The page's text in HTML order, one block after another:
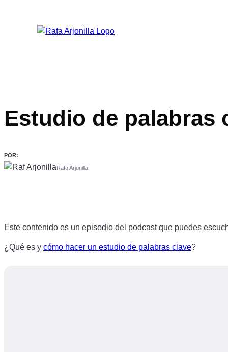
Estudio de palabras
POR:
Rafa Arjonilla
Este contenido es un episodio del podcast que puedes
¿Qué es y cómo hacer un estudio de palabras clave?